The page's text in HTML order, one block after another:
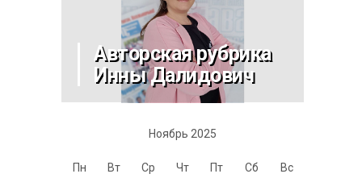
Авторская рубрика
Инны Далидович
Ноябрь 2025
Пн Вт Ср Чт Пт Сб Вс